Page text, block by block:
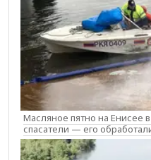
Масляное пятно на Енисее
спасатели — его